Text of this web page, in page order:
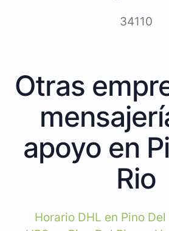
34110
Otras
apoyo en
Rio
Horario DHL en Pino Del